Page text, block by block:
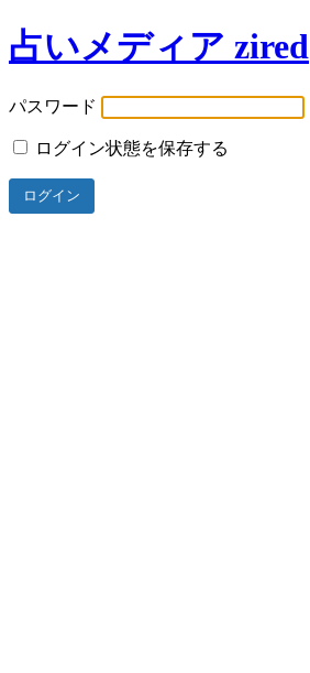
占いメディア zired
パスワード
ログイン状態を保存する